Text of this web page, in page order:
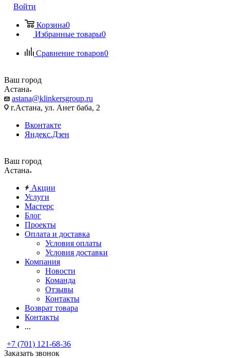
Войти
Корзина0
Избранные товары0
Сравнение товаров0
Ваш город
Астана
astana@klinkersgroup.ru
г.Астана, ул. Анет баба, 2
Вконтакте
Яндекс.Дзен
Ваш город
Астана
Акции
Услуги
Мастерс
Блог
Проекты
Оплата и доставка
Условия оплаты
Условия доставки
Компания
Новости
Команда
Отзывы
Контакты
Возврат товара
Контакты
...
+7 (701) 121-68-36
Заказать звонок